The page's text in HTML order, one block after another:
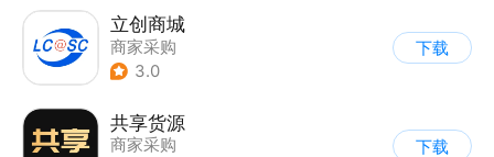
立创商城
商家采购
3.0
下载
共享货源
商家采购
下载